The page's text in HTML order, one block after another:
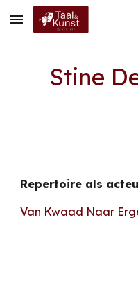
Skip to main content
Stine
Repertoire als
Van Kwaad Naar